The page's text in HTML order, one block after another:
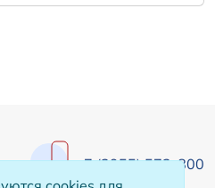
+7 (3955) 572-800